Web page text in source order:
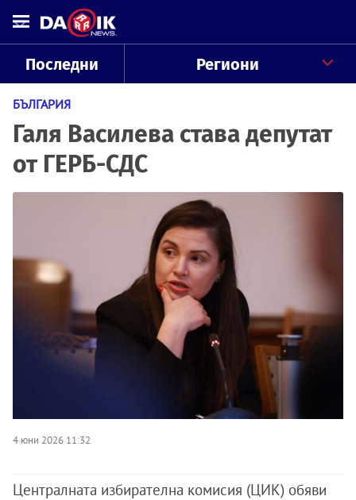
Последни Региони
БЪЛГАРИЯ
Галя Василева става депутат
от ГЕРБ-СДС
4 юни 2026 11:32
Централната избирателна комисия (ЦИК) обяви